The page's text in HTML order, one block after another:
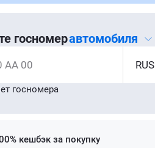
госномеравтомобиля
АА 00 RUS
госномера
кешбэк за покупку